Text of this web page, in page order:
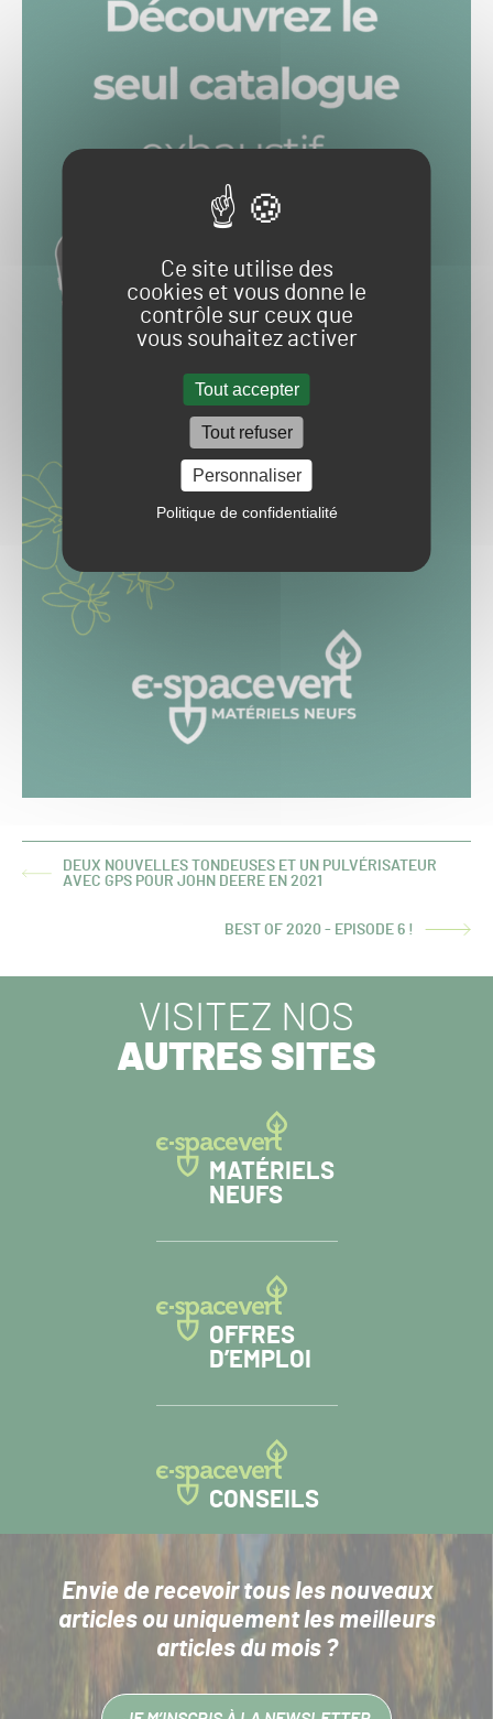
Ce site utilise des
cookies et vous donne le
contrôle sur ceux que
vous souhaitez activer
Tout accepter
Tout refuser
Personnaliser
Politique de confidentialité
ARTICLE
DEUX NOUVELLES TONDEUSES ET UN PULVÉRISATEUR
AVEC GPS POUR JOHN DEERE EN 2021
ARTICLE
BEST OF 2020 - EPISODE 6 !
VISITEZ NOS
AUTRES SITES
MATÉRIELS
NEUFS
OFFRES
D’EMPLOI
CONSEILS
Envie de recevoir tous les nouveaux
articlesou uniquement les meilleurs
articles du mois ?